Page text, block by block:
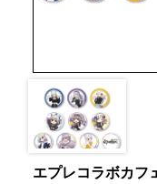
エプレコラボカフ